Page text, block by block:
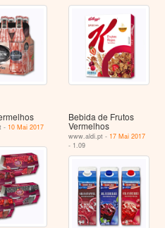
- 10 Mai 2017
Bebida de Frutos
Vermelhos
www.aldi.pt - 17 Mai 2017
- 1.09